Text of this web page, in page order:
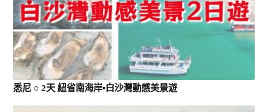
悉尼 ○ 2天 紐省南海岸▪白沙灣動感美景遊